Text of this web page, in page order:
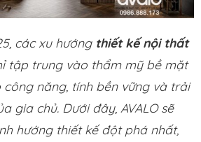
các xu hướng thiết kế nội thất
tập trung vào thẩm mỹ bề mặt
năng, tính bền vững và trải
gia chủ. Dưới đây, AVALO sẽ
hướng thiết kế đột phá nhất,